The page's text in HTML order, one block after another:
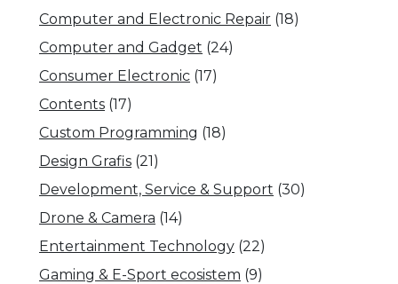
Computer and Electronic Repair (18)
Computer and Gadget (24)
Consumer Electronic (17)
Contents (17)
Custom Programming (18)
Design Grafis (21)
Development, Service & Support (30)
Drone & Camera (14)
Entertainment Technology (22)
Gaming & E-Sport ecosistem (9)